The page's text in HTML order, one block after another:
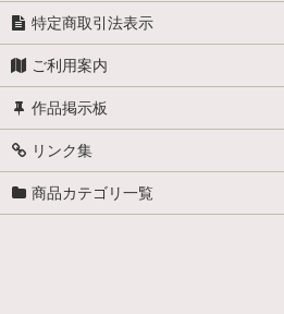
特定商取引法表示
ご利用案内
作品掲示板
リンク集
商品カテゴリ一覧